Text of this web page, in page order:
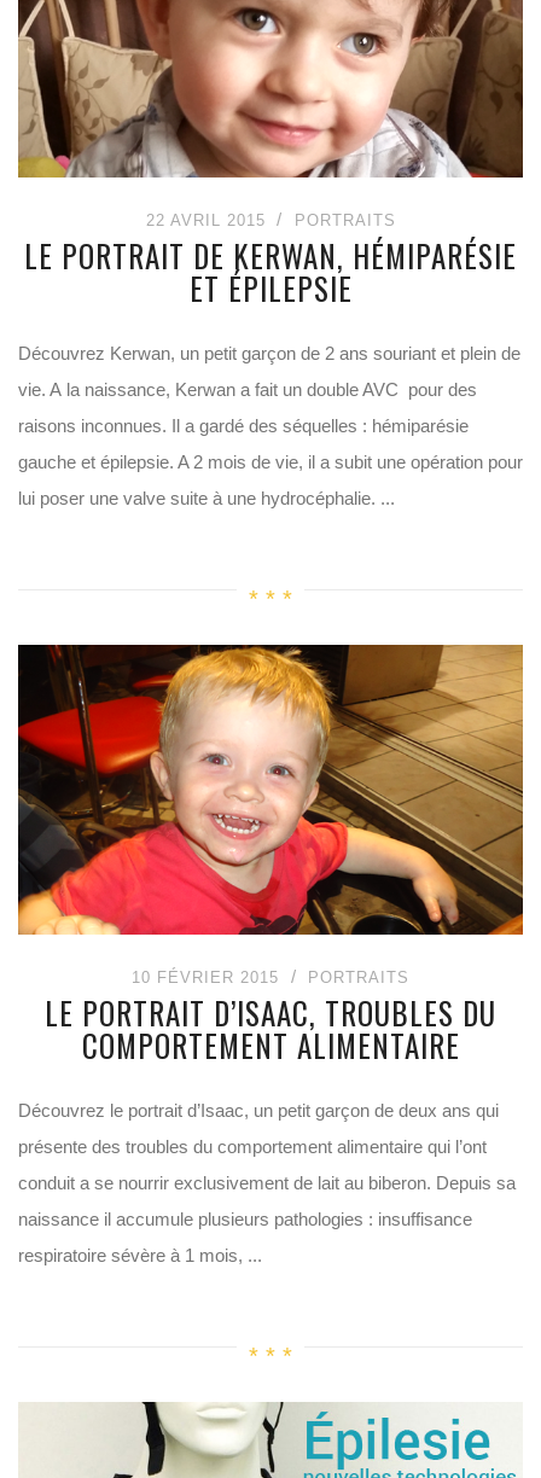
22 AVRIL 2015 PORTRAITS
LE PORTRAIT DE KERWAN, HÉMIPARÉSIE
ET ÉPILEPSIE
Découvrez Kerwan, un petit garçon de 2 ans souriant et plein de
vie. A la naissance, Kerwan a fait un double AVC pour des
raisons inconnues. Il a gardé des séquelles : hémiparésie
gauche et épilepsie. A 2 mois de vie, il a subit une opération pour
lui poser une valve suite à une hydrocéphalie. ...
10 FÉVRIER 2015 PORTRAITS
LE PORTRAIT D’ISAAC, TROUBLES DU
COMPORTEMENT ALIMENTAIRE
Découvrez le portrait d’Isaac, un petit garçon de deux ans qui
présente des troubles du comportement alimentaire qui l’ont
conduit a se nourrir exclusivement de lait au biberon. Depuis sa
naissance il accumule plusieurs pathologies : insuffisance
respiratoire sévère à 1 mois, ...